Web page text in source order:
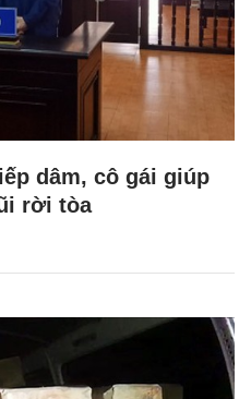
dâm, cô gái giúp
rời tòa